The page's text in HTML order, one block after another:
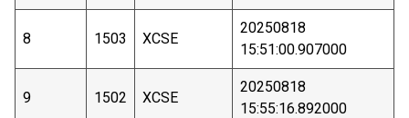
8 1503 XCSE
20250818
15:51:00.907000
9 1502 XCSE
20250818
15:55:16.892000